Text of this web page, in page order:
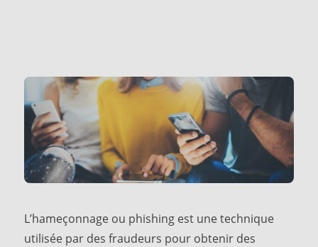
L’hameçonnage ou phishing est une technique
utilisée par des fraudeurs pour obtenir des